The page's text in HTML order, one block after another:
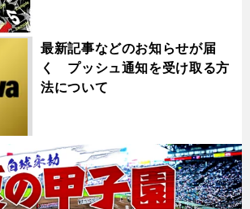
最新記事などのお知らせが届
く プッシュ通知を受け取る方
法について